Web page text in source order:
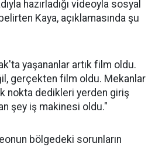
hazırladığı videoyla sosyal
Kaya, açıklamasında şu
yaşananlar artık film oldu.
gerçekten film oldu. Mekanlar
nokta dedikleri yerden giriş
şey iş makinesi oldu."
bölgedeki sorunların